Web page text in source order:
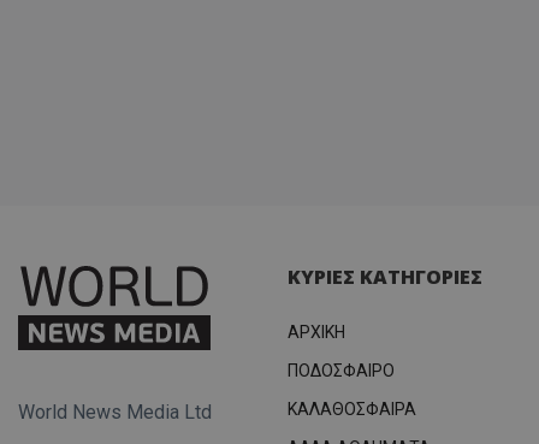
World News Media Ltd
ΚΥΡΙΕΣ ΚΑΤΗΓΟΡΙΕΣ
ΑΡΧΙΚΗ
ΠΟΔΟΣΦΑΙΡΟ
ΚΑΛΑΘΟΣΦΑΙΡΑ